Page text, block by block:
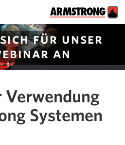
für unser
an
Systemen